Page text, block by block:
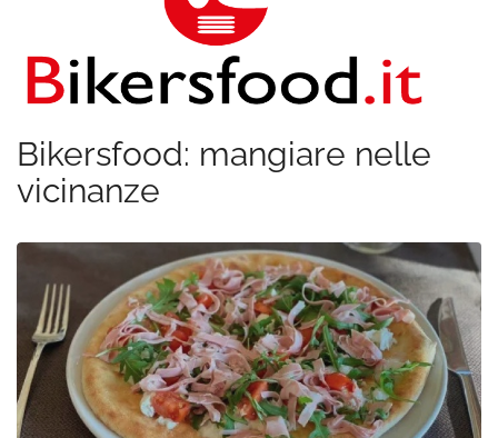
Bikersfood: mangiare nelle
vicinanze